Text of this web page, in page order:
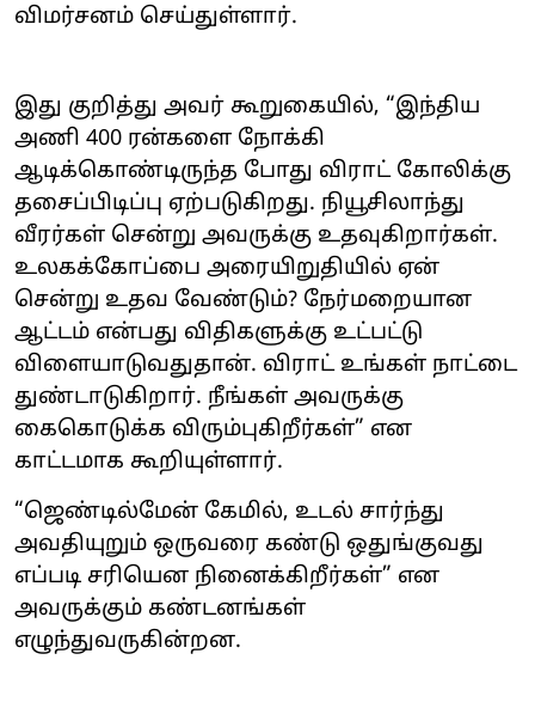
விமர்சனம் செய்துள்ளார்.
இது குறித்து அவர் கூறுகையில், “இந்திய
அணி 400 ரன்களை நோக்கி
ஆடிக்கொண்டிருந்த போது விராட் கோலிக்கு
தசைப்பிடிப்பு ஏற்படுகிறது. நியூசிலாந்து
வீரர்கள் சென்று அவருக்கு உதவுகிறார்கள்.
உலகக்கோப்பை அரையிறுதியில் ஏன்
சென்று உதவ வேண்டும்? நேர்மறையான
ஆட்டம் என்பது விதிகளுக்கு உட்பட்டு
விளையாடுவதுதான். விராட் உங்கள் நாட்டை
துண்டாடுகிறார். நீங்கள் அவருக்கு
கைகொடுக்க விரும்புகிறீர்கள்” என
காட்டமாக கூறியுள்ளார்.
“ஜெண்டில்மேன் கேமில், உடல் சார்ந்து
அவதியுறும் ஒருவரை கண்டு ஒதுங்குவது
எப்படி சரியென நினைக்கிறீர்கள்” என
அவருக்கும் கண்டனங்கள்
எழுந்துவருகின்றன.